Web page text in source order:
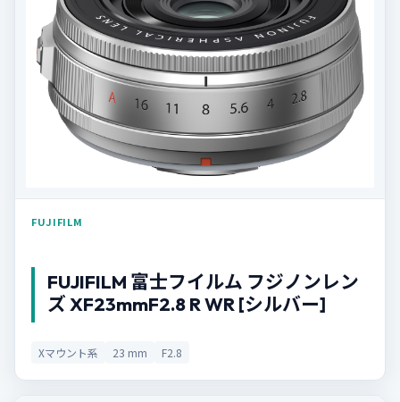
FUJIFILM
FUJIFILM 富士フイルム フジノンレン
ズ XF23mmF2.8 R WR [シルバー]
Xマウント系 23 mm F2.8